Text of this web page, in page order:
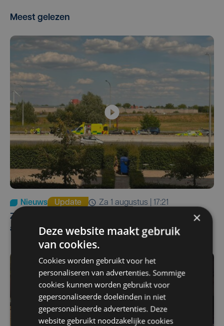
Meest gelezen
Nieuws Update
za 1 augustus | 17:21
Zwaar ongeval op E403 in Izegem: drie rijstroken
afgesloten
×
Deze website maakt gebruik
van cookies.
Cookies worden gebruikt voor het
personaliseren van advertenties. Sommige
cookies kunnen worden gebruikt voor
gepersonaliseerde doeleinden in niet
gepersonaliseerde advertenties. Deze
website gebruikt noodzakelijke cookies